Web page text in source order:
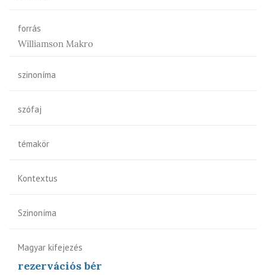
forrás
Williamson Makro
szinoníma
szófaj
témakör
Kontextus
Szinoníma
Magyar kifejezés
rezervációs bér